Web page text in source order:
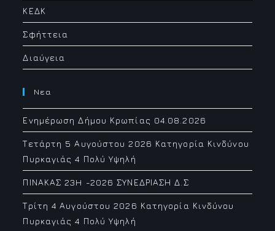
ΚΕΔΚ
Σφήττεια
Διαύγεια
Νεα
Ενημέρωση Δήμου Κρωπίας 04.08.2026
Τετάρτη 5 Αυγούστου 2026 Κατηγορία Κινδύνου
Πυρκαγιάς 4 Πολύ Υψηλή
ΠΙΝΑΚΑΣ 23H -2026 ΣΥΝΕΔΡΙΑΣΗ Δ.Σ
Τρίτη 4 Αυγούστου 2026 Κατηγορία Κινδύνου
Πυρκαγιάς 4 Πολύ Υψηλή